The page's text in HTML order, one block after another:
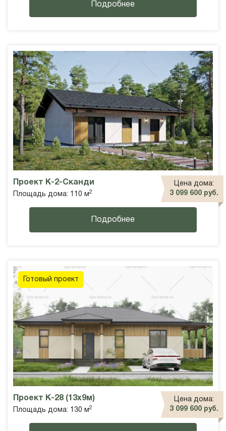
Подробнее
Проект К-2-Сканди
Площадь дома: 110 м 2
Цена дома:
3 099 600 руб.
Подробнее
Готовый проект
Проект К-28 (13x9м)
Площадь дома: 130 м2
Цена дома:
3 099 600 руб.